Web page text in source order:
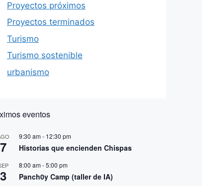
Proyectos próximos
Proyectos terminados
Turismo
Turismo sostenible
urbanismo
eventos
7
9:30 am- 12:30 pm
Historias que encienden Chispas
3
8:00 am-5:00 pm
Panch0y Camp (taller de IA)